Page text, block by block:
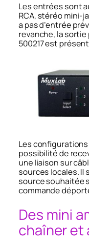
Les entrées sont
RCA, stéréo mini-
a pas d’entrée
revanche, la
500217 est
Les
possibilité de
une liaison sur
sources locales. Il
source souhaitée
commande
Des mini
chaîner et